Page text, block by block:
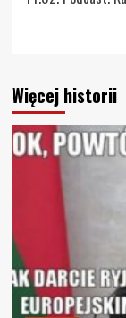
Więcej historii